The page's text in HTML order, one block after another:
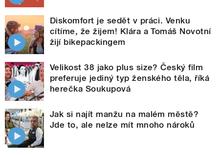
Diskomfort je sedět v práci. Venku
cítíme, že žijem! Klára a Tomáš Novotní
žijí bikepackingem
Velikost 38 jako plus size? Český film
preferuje jediný typ ženského těla, říká
herečka Soukupová
Jak si najít manžu na malém městě?
Jde to, ale nelze mít mnoho nároků